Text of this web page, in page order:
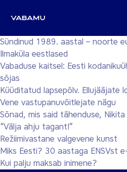
Sündinud 1989. aastal – noorte
Ilmaküla eestlased
Vabaduse kaitsel: Eesti
sõjas
Küüditatud lapsepõlv. Ellujääjate
Vene vastupanuvõitlejate nägu
Sõnad, mis said tähenduse,
“Välja ahju tagant!”
Režiimivastane valgevene kunst
Miks Eesti? 30 aastaga ENSVst
Kui palju maksab inimene?